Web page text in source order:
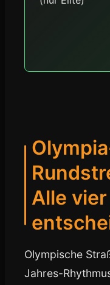
Alle
Olympische
Jahres-